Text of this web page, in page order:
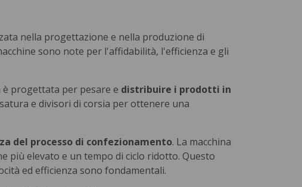
nella progettazione e nella produzione di
sono note per l'affidabilità, l'efficienza e gli
è progettata per pesare e distribuire i prodotti in
e divisori di corsia per ottenere una
del processo di confezionamento. La macchina
più elevato e un tempo di ciclo ridotto. Questo
ed efficienza sono fondamentali.